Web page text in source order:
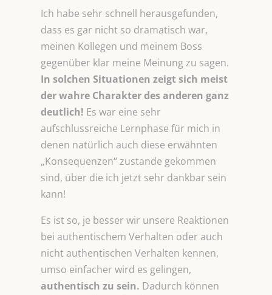
Ich habe sehr schnell herausgefunden,
dass es gar nicht so dramatisch war,
meinen Kollegen und meinem Boss
gegenüber klar meine Meinung zu sagen.
In solchen Situationen zeigt sich meist
der wahre Charakter des anderen ganz
deutlich! Es war eine sehr
aufschlussreiche Lernphase für mich in
denen natürlich auch diese erwähnten
„Konsequenzen“ zustande gekommen
sind, über die ich jetzt sehr dankbar sein
kann!
Es ist so, je besser wir unsere Reaktionen
bei authentischem Verhalten oder auch
nicht authentischen Verhalten kennen,
umso einfacher wird es gelingen,
authentisch zu sein. Dadurch können